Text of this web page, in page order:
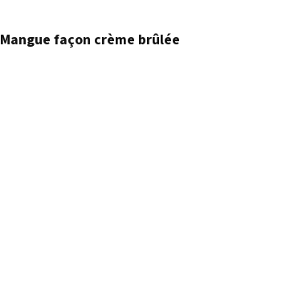
Mangue façon crème brûlée